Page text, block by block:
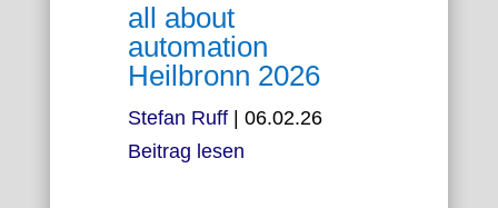
all about
automation
Heilbronn 2026
Stefan Ruff
06.02.26
Beitrag lesen